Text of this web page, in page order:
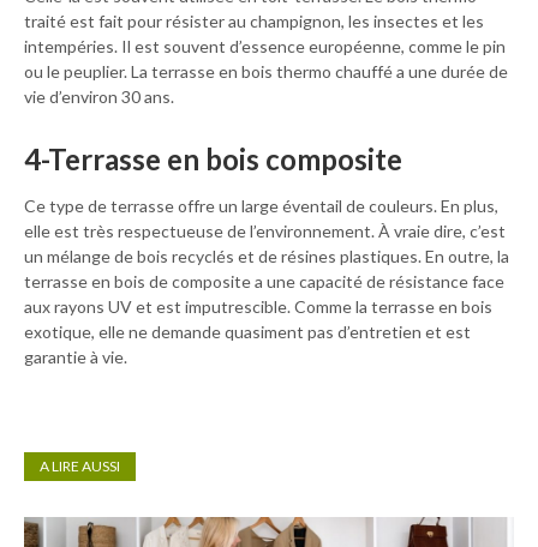
traité est fait pour résister au champignon, les insectes et les
intempéries. Il est souvent d’essence européenne, comme le pin
ou le peuplier. La terrasse en bois thermo chauffé a une durée de
vie d’environ 30 ans.
4-Terrasse en bois composite
Ce type de terrasse offre un large éventail de couleurs. En plus,
elle est très respectueuse de l’environnement. À vraie dire, c’est
un mélange de bois recyclés et de résines plastiques. En outre, la
terrasse en bois de composite a une capacité de résistance face
aux rayons UV et est imputrescible. Comme la terrasse en bois
exotique, elle ne demande quasiment pas d’entretien et est
garantie à vie.
A LIRE AUSSI